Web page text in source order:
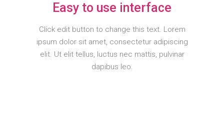
Easy to use interface
Click edit button to change this text. Lorem
ipsum dolor sit amet, consectetur adipiscing
elit. Ut elit tellus, luctus nec mattis, pulvinar
dapibus leo.